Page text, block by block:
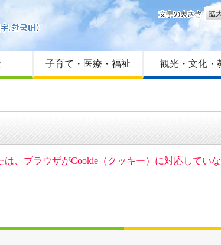
はじめての方へ
Foreign language
サイトマップ
文字
子育て・医療・福祉 観光・文化・
、ブラウザがCookie（クッキー）に対応してい